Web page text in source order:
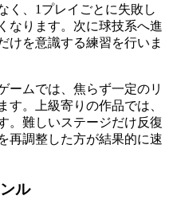
く、1プレイごとに失敗し
なります。次に球技系へ進
けを意識する練習を行いま
ームでは、焦らず一定のリ
す。上級寄りの作品では、
。難しいステージだけ反復
再調整した方が結果的に速
ル